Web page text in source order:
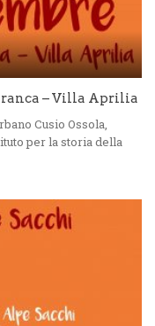
– Villa Aprilia
Cusio Ossola,
per la storia della